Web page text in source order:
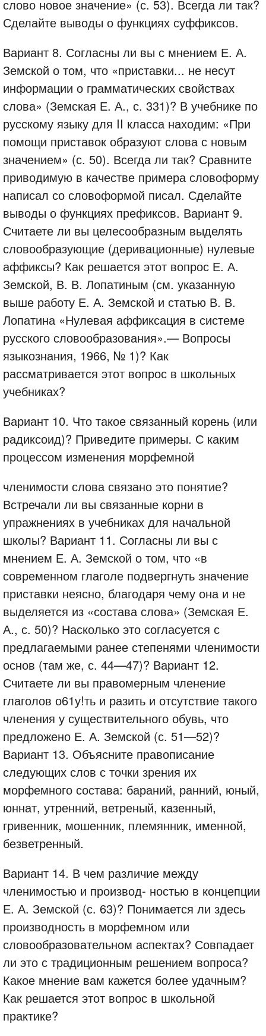
слово новое значение» (с. 53). Всегда ли так?
Сделайте выводы о функциях суффиксов.
Вариант 8. Согласны ли вы с мнением Е. А.
Земской о том, что «приставки... не несут
информации о грамматических свойствах
слова» (Земская Е. А., с. 331)? В учебнике по
русскому языку для II класса находим: «При
помощи приставок образуют слова с новым
значением» (с. 50). Всегда ли так? Сравните
приводимую в качестве примера словоформу
написал со словоформой писал. Сделайте
выводы о функциях префиксов. Вариант 9.
Считаете ли вы целесообразным выделять
словообразующие (деривационные) нулевые
аффиксы? Как решается этот вопрос Е. А.
Земской, В. В. Лопатиным (см. указанную
выше работу Е. А. Земской и статью В. В.
Лопатина «Нулевая аффиксация в системе
русского словообразования».— Вопросы
языкознания, 1966, № 1)? Как
рассматривается этот вопрос в школьных
учебниках?
Вариант 10. Что такое связанный корень (или
радиксоид)? Приведите примеры. С каким
процессом изменения морфемной
членимости слова связано это понятие?
Встречали ли вы связанные корни в
упражнениях в учебниках для начальной
школы? Вариант 11. Согласны ли вы с
мнением Е. А. Земской о том, что «в
современном глаголе подвергнуть значение
приставки неясно, благодаря чему она и не
выделяется из «состава слова» (Земская Е.
А., с. 50)? Насколько это согласуется с
предлагаемыми ранее степенями членимости
основ (там же, с. 44—47)? Вариант 12.
Считаете ли вы правомерным членение
глаголов о61у!ть и разить и отсутствие такого
членения у существительного обувь, что
предложено Е. А. Земской (с. 51—52)?
Вариант 13. Объясните правописание
следующих слов с точки зрения их
морфемного состава: бараний, ранний, юный,
юннат, утренний, ветреный, казенный,
гривенник, мошенник, племянник, именной,
безветренный.
Вариант 14. В чем различие между
членимостью и производ- ностью в концепции
Е. А. Земской (с. 63)? Понимается ли здесь
производность в морфемном или
словообразовательном аспектах? Совпадает
ли это с традиционным решением вопроса?
Какое мнение вам кажется более удачным?
Как решается этот вопрос в школьной
практике?